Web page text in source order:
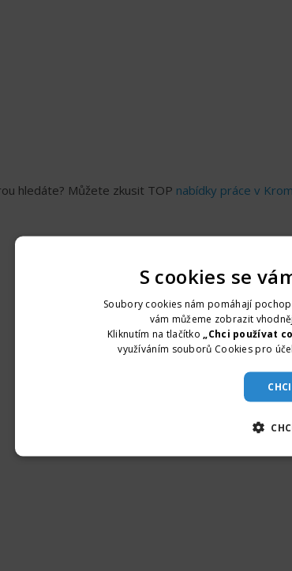
hledáte? Můžete zkusit TOP nabídky práce v
S cookies se
Soubory cookies nám pomáhají
vám můžeme zobrazit
Kliknutím na tlačítko
„Chci používat
využíváním souborů Cookies pro